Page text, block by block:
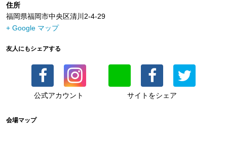
住所
福岡県福岡市中央区清川2-4-29
+ Google マップ
友人にもシェアする
公式アカウント サイトをシェア
会場マップ